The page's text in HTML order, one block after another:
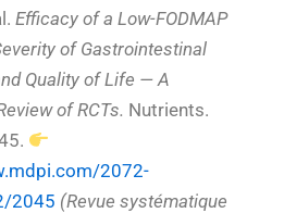
Efficacy of a Low-FODMAP
of Gastrointestinal
Quality of Life — A
of RCTs. Nutrients.
2072-
2045 (Revue systématique